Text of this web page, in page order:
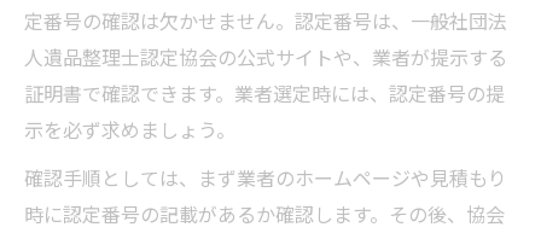
定番号の確認は欠かせません。認定番号は、一般社団法
人遺品整理士認定協会の公式サイトや、業者が提示する
証明書で確認できます。業者選定時には、認定番号の提
示を必ず求めましょう。
確認手順としては、まず業者のホームページや見積もり
時に認定番号の記載があるか確認します。その後、協会